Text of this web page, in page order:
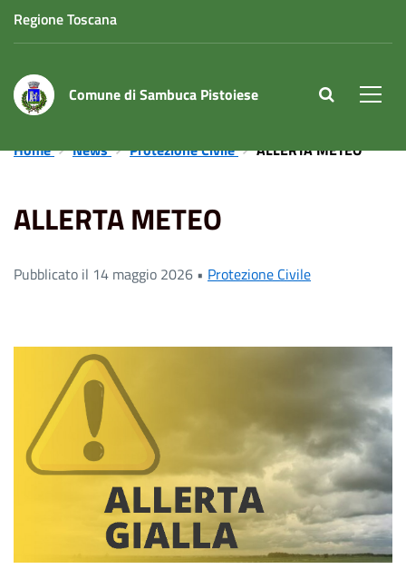
Regione Toscana
Comune di Sambuca Pistoiese site.searc
Home News Protezione Civile ALLERTA METEO
ALLERTA METEO
Pubblicato il 14 maggio 2026 • Protezione Civile